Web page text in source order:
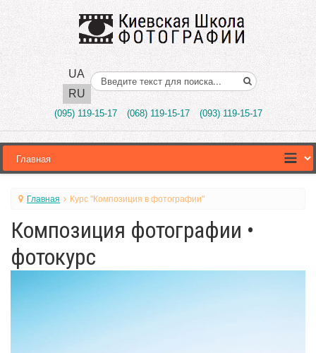
UA
RU
Поиск..
(095) 119-15-17 (068) 119-15-17 (093) 119-15-17
Главная Курс "Композиция в фотографии"
Композиция фотографии •
фотокурс